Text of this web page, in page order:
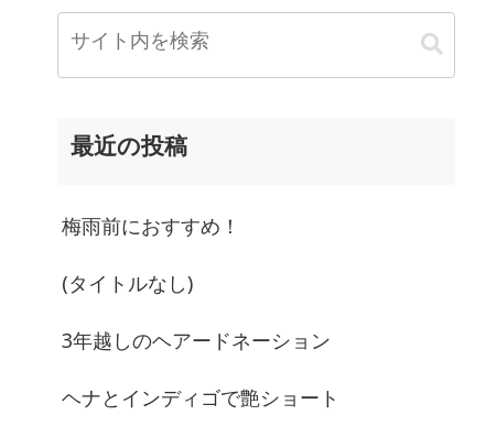
最近の投稿
梅雨前におすすめ！
(タイトルなし)
3年越しのヘアードネーション
ヘナとインディゴで艶ショート